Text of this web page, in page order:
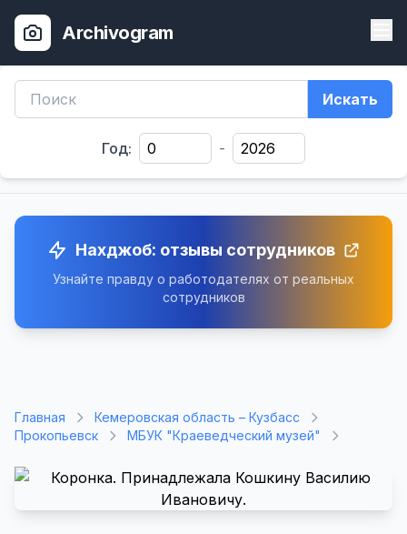
Archivogram
Искать
Год: -
Нахджоб: отзывы сотрудников
Узнайте правду о работодателях от реальных
сотрудников
Главная
Кемеровская область – Кузбасс
Прокопьевск
МБУК "Краеведческий музей"